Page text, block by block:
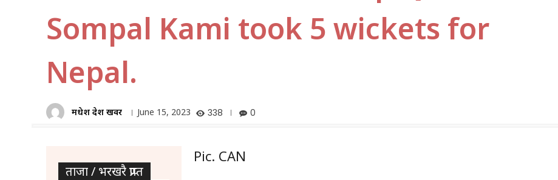
Sompal Kami took 5 wickets for
Nepal.
मधेश प्रदेश खवर June 15, 2023 338 0
ताजा / भरखरै प्राप्त
Pic. CAN